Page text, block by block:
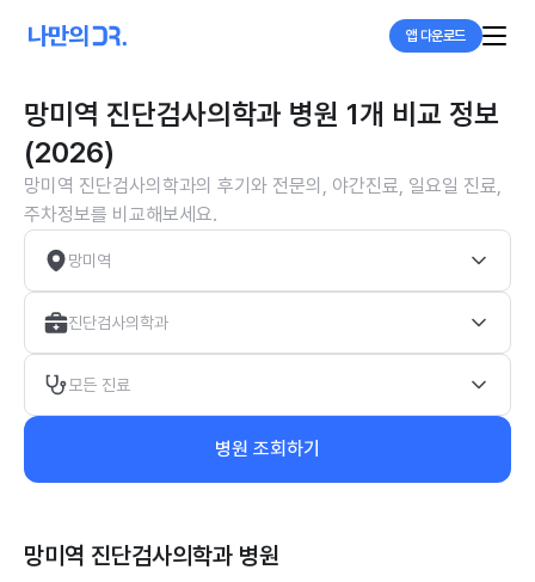
앱 다운로드
망미역 진단검사의학과 병원 1개 비교 정보
(2026)
망미역 진단검사의학과의 후기와 전문의, 야간진료, 일요일 진료,
주차정보를 비교해보세요.
망미역
진단검사의학과
모든 진료
병원 조회하기
망미역 진단검사의학과 병원